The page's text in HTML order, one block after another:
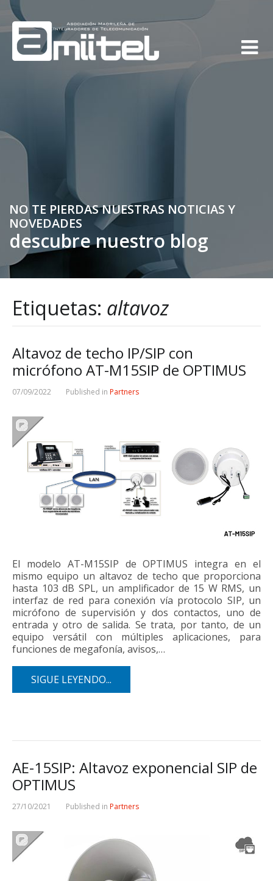
NO TE PIERDAS NUESTRAS NOTICIAS Y
NOVEDADES
descubre nuestro blog
Etiquetas: altavoz
Altavoz de techo IP/SIP con
micrófono AT-M15SIP de OPTIMUS
07/09/2022 Published in Partners
El modelo AT-M15SIP de OPTIMUS integra en el
mismo equipo un altavoz de techo que proporciona
hasta 103 dB SPL, un amplificador de 15 W RMS, un
interfaz de red para conexión vía protocolo SIP, un
micrófono de supervisión y dos contactos, uno de
entrada y otro de salida. Se trata, por tanto, de un
equipo versátil con múltiples aplicaciones, para
funciones de megafonía, avisos,…
SIGUE LEYENDO...
AE-15SIP: Altavoz exponencial SIP de
OPTIMUS
27/10/2021 Published in Partners